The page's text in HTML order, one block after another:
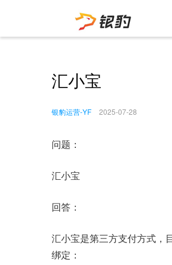
汇小宝
银豹运营-YF 2025-07-28
问题：
汇小宝
回答：
汇小宝是第三方支付方式，
绑定：